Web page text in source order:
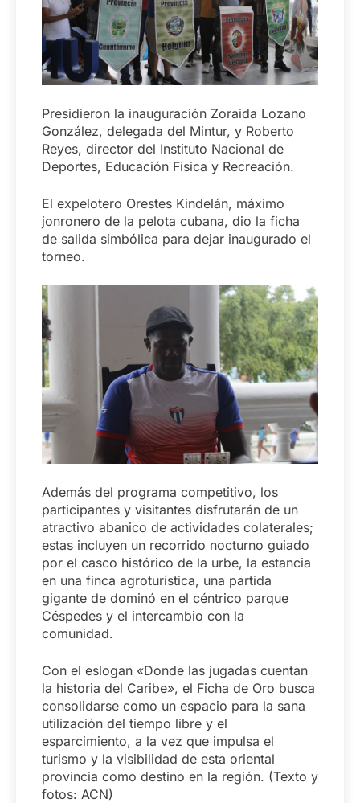
Presidieron la inauguración Zoraida Lozano
González, delegada del Mintur, y Roberto
Reyes, director del Instituto Nacional de
Deportes, Educación Física y Recreación.
El expelotero Orestes Kindelán, máximo
jonronero de la pelota cubana, dio la ficha
de salida simbólica para dejar inaugurado el
torneo.
Además del programa competitivo, los
participantes y visitantes disfrutarán de un
atractivo abanico de actividades colaterales;
estas incluyen un recorrido nocturno guiado
por el casco histórico de la urbe, la estancia
en una finca agroturística, una partida
gigante de dominó en el céntrico parque
Céspedes y el intercambio con la
comunidad.
Con el eslogan «Donde las jugadas cuentan
la historia del Caribe», el Ficha de Oro busca
consolidarse como un espacio para la sana
utilización del tiempo libre y el
esparcimiento, a la vez que impulsa el
turismo y la visibilidad de esta oriental
provincia como destino en la región. (Texto y
fotos: ACN)